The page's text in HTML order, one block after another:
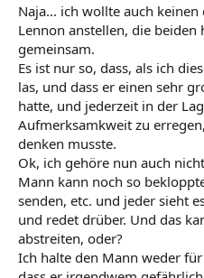
Naja... ich wollte auch
Lennon anstellen, die
gemeinsam.
Es ist nur so, dass, als ich
las, und dass er einen sehr
hatte, und jederzeit in der
Aufmerksamkweit zu
denken musste.
Ok, ich gehöre nun auch
Mann kann noch so
senden, etc. und jeder sieht
und redet drüber. Und das
abstreiten, oder?
Ich halte den Mann weder